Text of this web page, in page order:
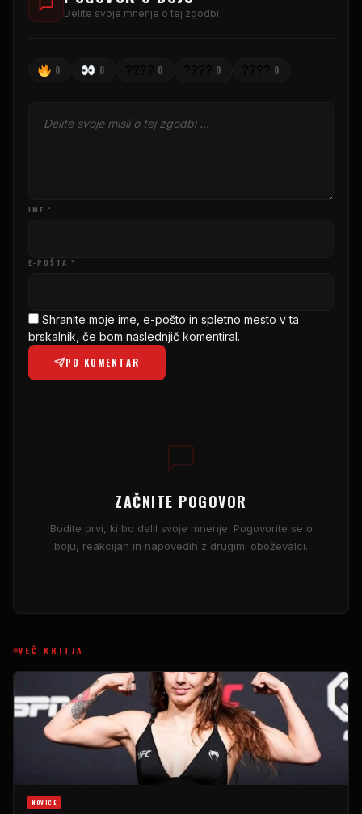
Delite svoje mnenje o tej zgodbi
0 0 0 0 0
IME *
E-POŠTA *
Shranite moje ime, e-pošto in spletno mesto v ta
brskalnik, če bom naslednjič komentiral.
PO KOMENTAR
ZAČNITE POGOVOR
Bodite prvi, ki bo delil svoje mnenje. Pogovorite se o
boju, reakcijah in napovedih z drugimi oboževalci.
VEČ KRITJA
NOVICE